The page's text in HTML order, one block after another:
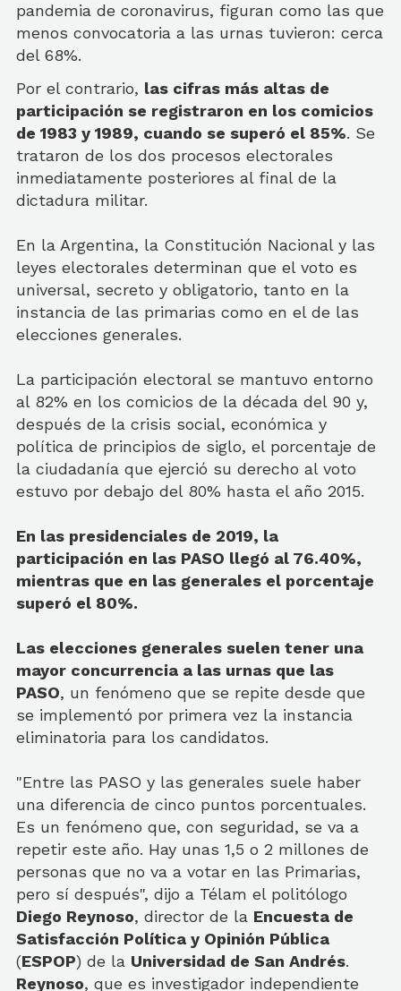
pandemia de coronavirus, figuran como las que
menos convocatoria a las urnas tuvieron: cerca
del 68%.
Por el contrario, las cifras más altas de
participación se registraron en los comicios
de 1983 y 1989, cuando se superó el 85%. Se
trataron de los dos procesos electorales
inmediatamente posteriores al final de la
dictadura militar.
En la Argentina, la Constitución Nacional y las
leyes electorales determinan que el voto es
universal, secreto y obligatorio, tanto en la
instancia de las primarias como en el de las
elecciones generales.
La participación electoral se mantuvo entorno
al 82% en los comicios de la década del 90 y,
después de la crisis social, económica y
política de principios de siglo, el porcentaje de
la ciudadanía que ejerció su derecho al voto
estuvo por debajo del 80% hasta el año 2015.
En las presidenciales de 2019, la
participación en las PASO llegó al 76.40%,
mientras que en las generales el porcentaje
superó el 80%.
Las elecciones generales suelen tener una
mayor concurrencia a las urnas que las
PASO, un fenómeno que se repite desde que
se implementó por primera vez la instancia
eliminatoria para los candidatos.
"Entre las PASO y las generales suele haber
una diferencia de cinco puntos porcentuales.
Es un fenómeno que, con seguridad, se va a
repetir este año. Hay unas 1,5 o 2 millones de
personas que no va a votar en las Primarias,
pero sí después", dijo a Télam el politólogo
Diego Reynoso, director de la Encuesta de
Satisfacción Política y Opinión Pública
(ESPOP) de la Universidad de San Andrés.
Reynoso, que es investigador independiente